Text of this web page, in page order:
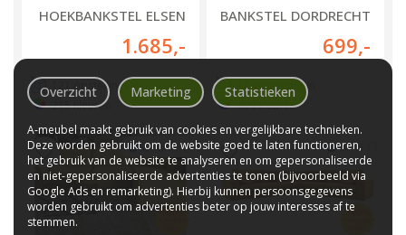
HOEKBANKSTEL ELSEN
1.685,-
opstellingen
215kleuren
BANKSTEL DORDRECHT
699,-
17
opstellingen
499kleuren
Overzicht Marketing Statistieken
A-meubel maakt gebruik van cookies en vergelijkbare technieken.
Deze worden gebruikt om de website goed te laten functioneren,
het gebruik van de website te analyseren en om gepersonaliseerde
en niet-gepersonaliseerde advertenties te tonen (bijvoorbeeld via
Google Ads en remarketing). Hierbij kunnen persoonsgegevens
worden gebruikt om advertenties beter op jouw interesses af te
stemmen.